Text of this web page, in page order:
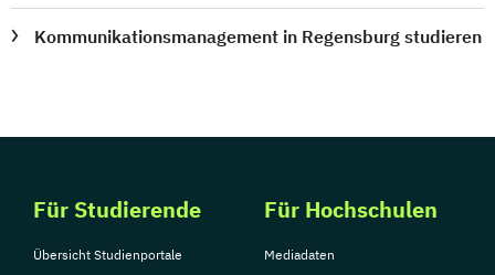
Kommunikationsmanagement in Regensburg studieren
Für Studierende
Übersicht Studienportale
Für Hochschulen
Mediadaten